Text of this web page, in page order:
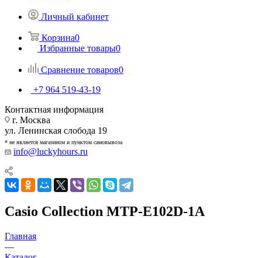
Личный кабинет
Корзина0
Избранные товары0
Сравнение товаров0
+7 964 519-43-19
Контактная информация
г. Москва
ул. Ленинская слобода 19
* не является магазином и пунктом самовывоза
info@luckyhours.ru
Casio Collection MTP-E102D-1A
Главная
—